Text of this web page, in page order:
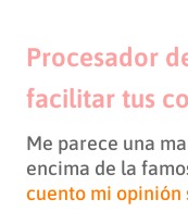
Procesador
facilitar tus
Me parece una
encima de la
cuento mi opinión